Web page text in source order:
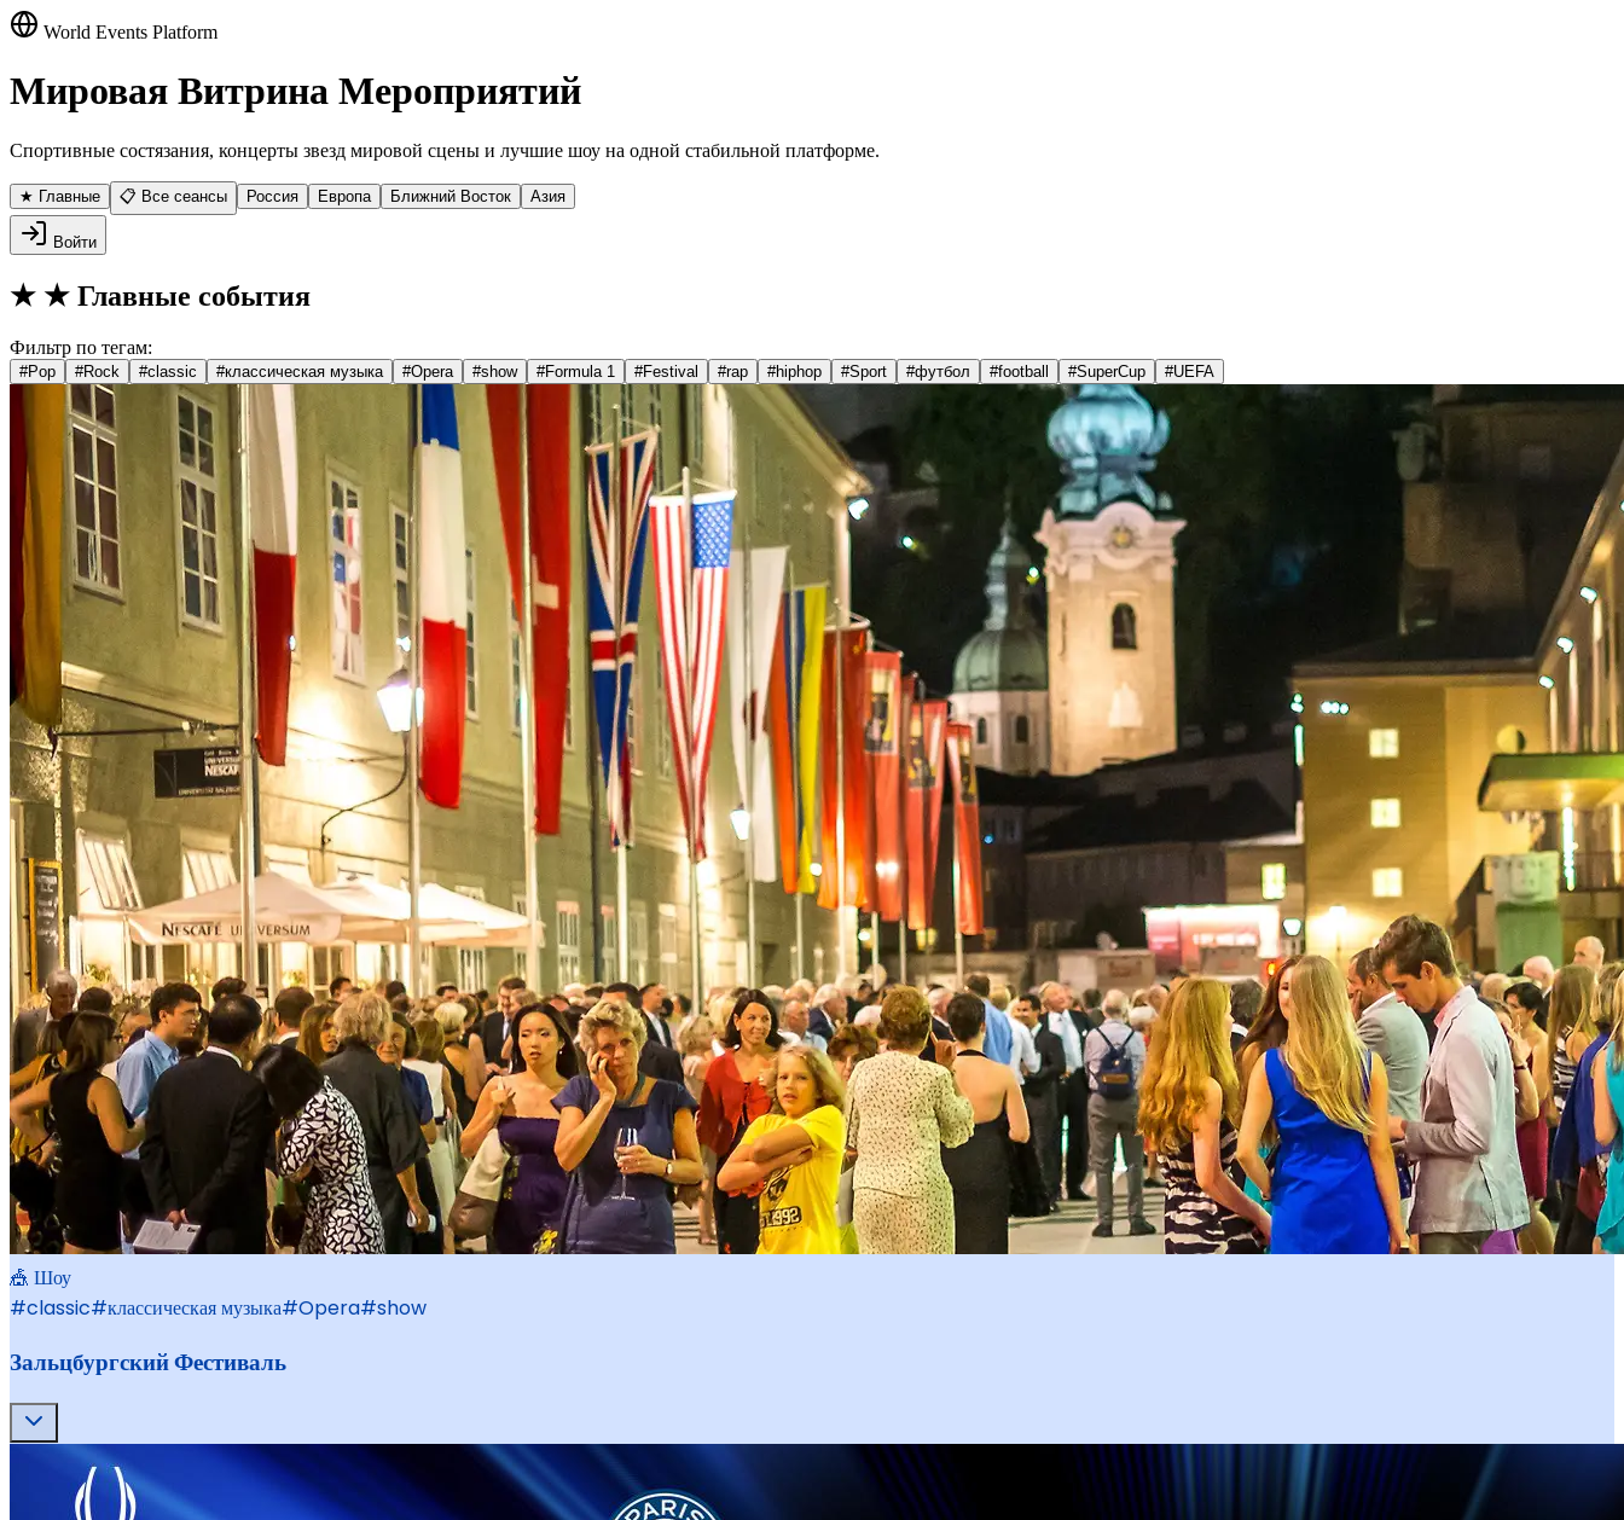
World Events Platform
Мировая Витрина Мероприятий
Спортивные состязания, концерты звезд мировой сцены и лучшие шоу на одной стабильной платформе.
★ Главные 📋 Все сеансы Россия Европа Ближний Восток Азия
Войти
★ ★ Главные события
Фильтр по тегам:
#Pop #Rock #classic #классическая музыка #Opera #show #Formula 1 #Festival #rap #hiphop #Sport #футбол #football #SuperCup #UEFA
🎪 Шоу
#classic#классическая музыка#Opera#show
Зальцбургский Фестиваль